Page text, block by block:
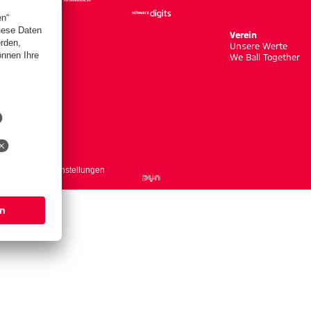
Verein
Unsere Werte
We Ball Together
Cookie-Einstellungen